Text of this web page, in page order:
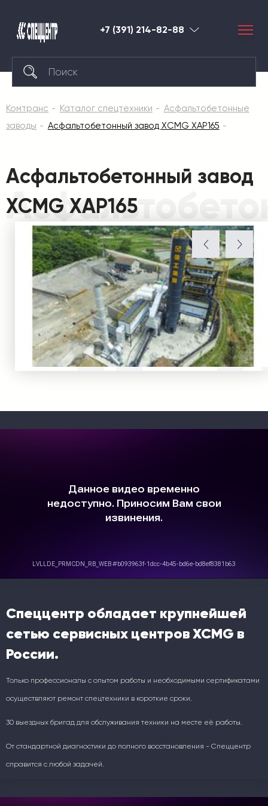
+7 (391) 214-82-88 Красноярск
Комтранс Каталог спецтехники
Асфальтобетонные
заводы
Асфальтобетонный завод XCMG XAP165
Асфальтобетонный завод
XCMG XAP165
Спеццентр обладает крупнейшей
сетью сервисных центров XCMG в
России.
Только профессионалы с опытом работы и необходимыми сертификатами
осуществляют ремонт спецтехники в короткие сроки.
30 выездных бригад для обслуживания техники на месте её работы.
От стандартной диагностики до полного восстановления - Спеццентр
справится с любой задачей.